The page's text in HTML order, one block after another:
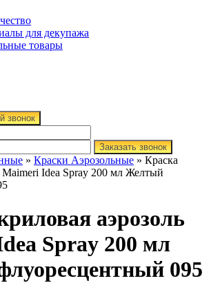
для декупажа
товары
звонок
Заказать звонок
» Краски Аэрозольные » Краска
Maimeri Idea Spray 200 мл Желтый
аэрозоль
Spray 200 мл
095